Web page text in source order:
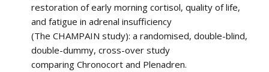
restoration of early morning cortisol, quality of life,
and fatigue in adrenal insufficiency
(The CHAMPAIN study): a randomised, double-blind,
double-dummy, cross-over study
comparing Chronocort and Plenadren.